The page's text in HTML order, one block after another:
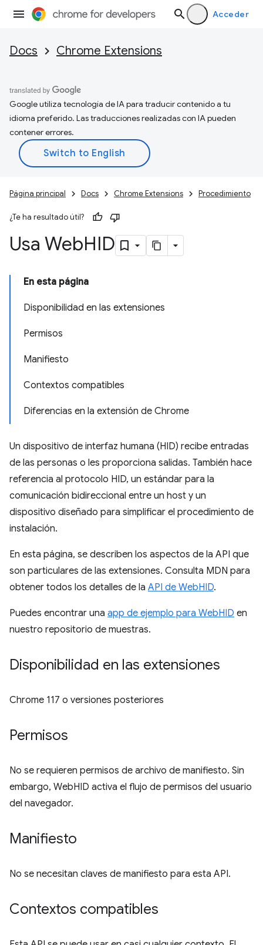
Acceder
Docs Chrome Extensions
Google utiliza tecnología de IA para traducir contenido a tu
idioma preferido. Las traducciones realizadas con IA pueden
contener errores.
Página principal Docs Chrome Extensions Procedimiento
¿Te ha resultado útil?
Usa WebHID
En esta página
Disponibilidad en las extensiones
Permisos
Manifiesto
Contextos compatibles
Diferencias en la extensión de Chrome
Un dispositivo de interfaz humana (HID) recibe entradas
de las personas o les proporciona salidas. También hace
referencia al protocolo HID, un estándar para la
comunicación bidireccional entre un host y un
dispositivo diseñado para simplificar el procedimiento de
instalación.
En esta página, se describen los aspectos de la API que
son particulares de las extensiones. Consulta MDN para
obtener todos los detalles de la API de WebHID.
Puedes encontrar una app de ejemplo para WebHID en
nuestro repositorio de muestras.
Disponibilidad en las extensiones
Chrome 117 o versiones posteriores
Permisos
No se requieren permisos de archivo de manifiesto. Sin
embargo, WebHID activa el flujo de permisos del usuario
del navegador.
Manifiesto
No se necesitan claves de manifiesto para esta API.
Contextos compatibles